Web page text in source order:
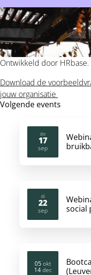
Ontwikkeld door HRbase.
Download de
jouw organisatie
Volgende events
do
17
sep
2026
di
22
sep
2026
social
05okt
2026
14dec
2026